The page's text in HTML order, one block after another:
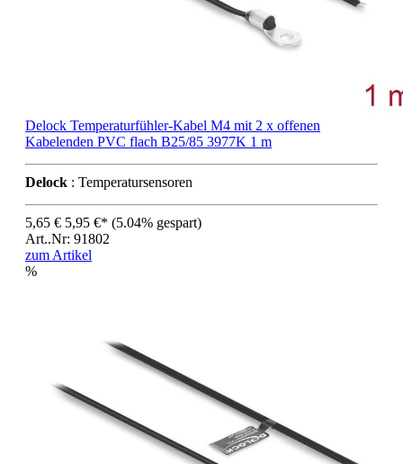
Delock Temperaturfühler-Kabel M4 mit 2 x offenen
Kabelenden PVC flach B25/85 3977K 1 m
Delock : Temperatursensoren
5,65 € 5,95 €* (5.04% gespart)
Art..Nr: 91802
zum Artikel
%